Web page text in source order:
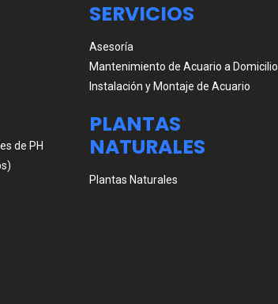
de PH
SERVICIOS
Asesoría
Mantenimiento de Acuario a Domicilio
Instalación y Montaje de Acuario
PLANTAS
NATURALES
Plantas Naturales